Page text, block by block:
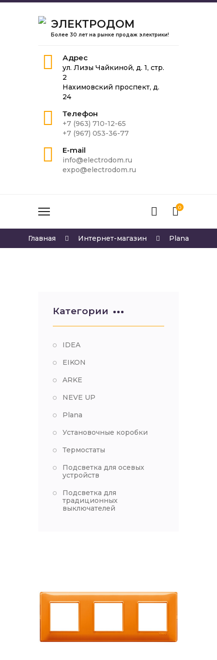
ЭЛЕКТРОДОМ
Более 30 лет на рынке продаж электрики!
Адрес
ул. Лизы Чайкиной, д. 1, стр.
2
Нахимовский проспект, д.
24
Телефон
+7 (963) 710-12-65
+7 (967) 053-36-77
E-mail
info@electrodom.ru
expo@electrodom.ru
0
Главная Интернет-магазин Plana
Категории
IDEA
EIKON
ARKE
NEVE UP
Plana
Установочные коробки
Термостаты
Подсветка для осевых
устройств
Подсветка для
традиционных
выключателей